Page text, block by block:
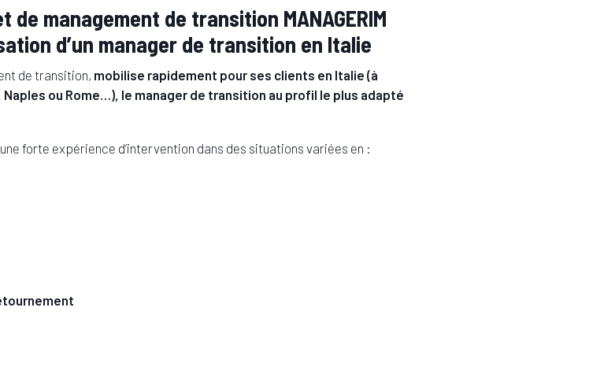
management de transition MANAGERIM
d’un manager de transition en Italie
de transition, mobilise rapidement pour ses clients en Italie (à
Naples ou Rome…), le manager de transition au profil le plus adapté
forte expérience d’intervention dans des situations variées en :